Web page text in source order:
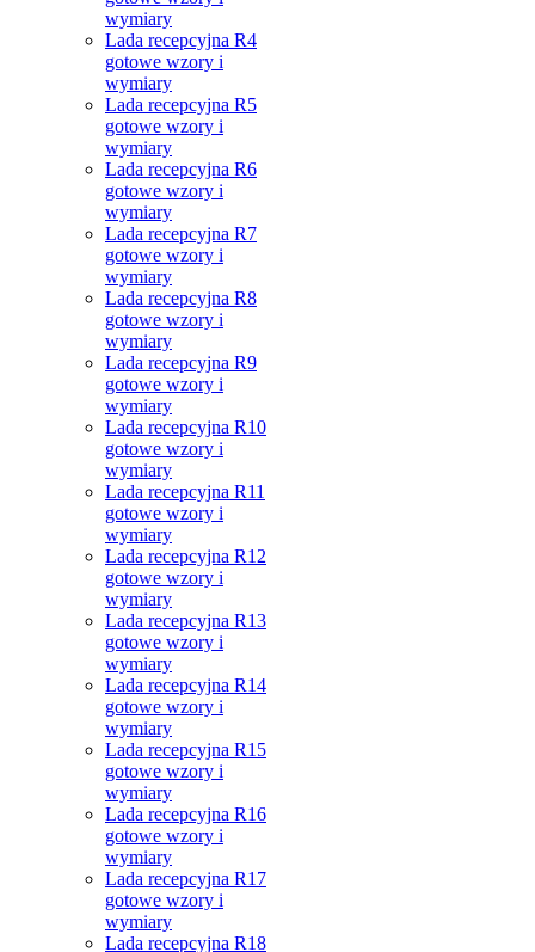
wymiary
Lada recepcyjna R4
gotowe wzory i
wymiary
Lada recepcyjna R5
gotowe wzory i
wymiary
Lada recepcyjna R6
gotowe wzory i
wymiary
Lada recepcyjna R7
gotowe wzory i
wymiary
Lada recepcyjna R8
gotowe wzory i
wymiary
Lada recepcyjna R9
gotowe wzory i
wymiary
Lada recepcyjna R10
gotowe wzory i
wymiary
Lada recepcyjna R11
gotowe wzory i
wymiary
Lada recepcyjna R12
gotowe wzory i
wymiary
Lada recepcyjna R13
gotowe wzory i
wymiary
Lada recepcyjna R14
gotowe wzory i
wymiary
Lada recepcyjna R15
gotowe wzory i
wymiary
Lada recepcyjna R16
gotowe wzory i
wymiary
Lada recepcyjna R17
gotowe wzory i
wymiary
Lada recepcyjna R18